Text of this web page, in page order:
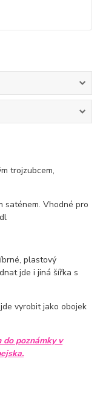
trojzubcem,
saténem. Vhodné pro
plastový
jde i jiná šířka s
vyrobit jako obojek
poznámky v